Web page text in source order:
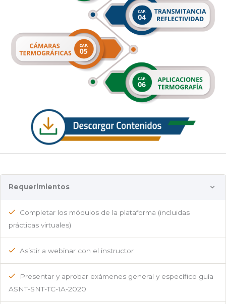
Requerimientos
Completar los módulos de la plataforma (incluidas
prácticas virtuales)
Asistir a webinar con el instructor
Presentar y aprobar exámenes general y específico guía
ASNT-SNT-TC-1A-2020